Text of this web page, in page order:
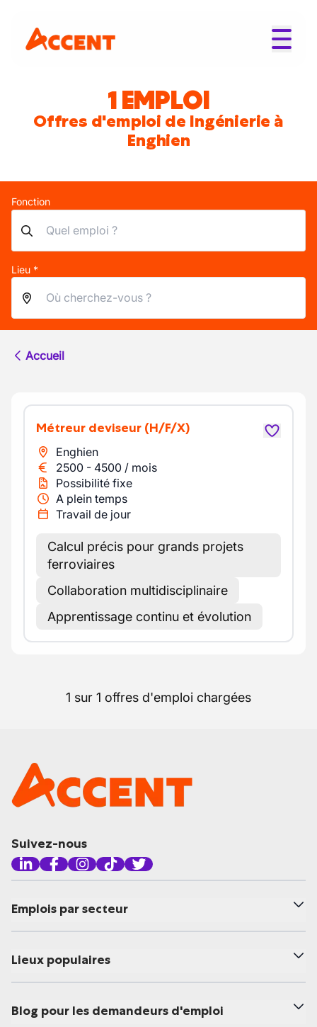
1 EMPLOI
Offres d'emploi de Ingénierie à
Enghien
Fonction
Lieu *
Accueil
Métreur deviseur (H/F/X)
Enghien
2500 - 4500 / mois
Possibilité fixe
A plein temps
Travail de jour
Calcul précis pour grands projets
ferroviaires
Collaboration multidisciplinaire
Apprentissage continu et évolution
1 sur 1 offres d'emploi chargées
Suivez-nous
Emplois par secteur
Lieux populaires
Blog pour les demandeurs d'emploi